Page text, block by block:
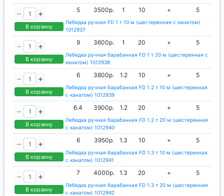
В корзину
5 3500р. 1 10 + 5
Лебедка ручная FD 1 т 10 м (шестеренная с канатом)
1012937
В корзину
9 3600р. 1 20 + 5
Лебедка ручная барабанная FD 1 т 20 м (шестеренная с
канатом) 1012938
В корзину
6 3800р. 1.2 10 + 5
Лебедка ручная барабанная FD 1.2 т 10 м (шестеренная
с канатом) 1012939
В корзину
6.4 3900р. 1.2 20 + 5
Лебедка ручная барабанная FD 1.2 т 20 м (шестеренная
с канатом) 1012940
В корзину
6 3950р. 1.3 10 + 5
Лебедка ручная барабанная FD 1.3 т 10 м (шестеренная
с канатом) 1012941
В корзину
7 4000р. 1.3 20 + 5
Лебедка ручная барабанная FD 1.3 т 20 м (шестеренная
с канатом) 1012942